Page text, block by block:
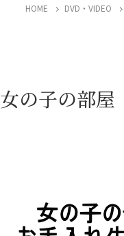
HOME DVD・VIDEO
女の子の部